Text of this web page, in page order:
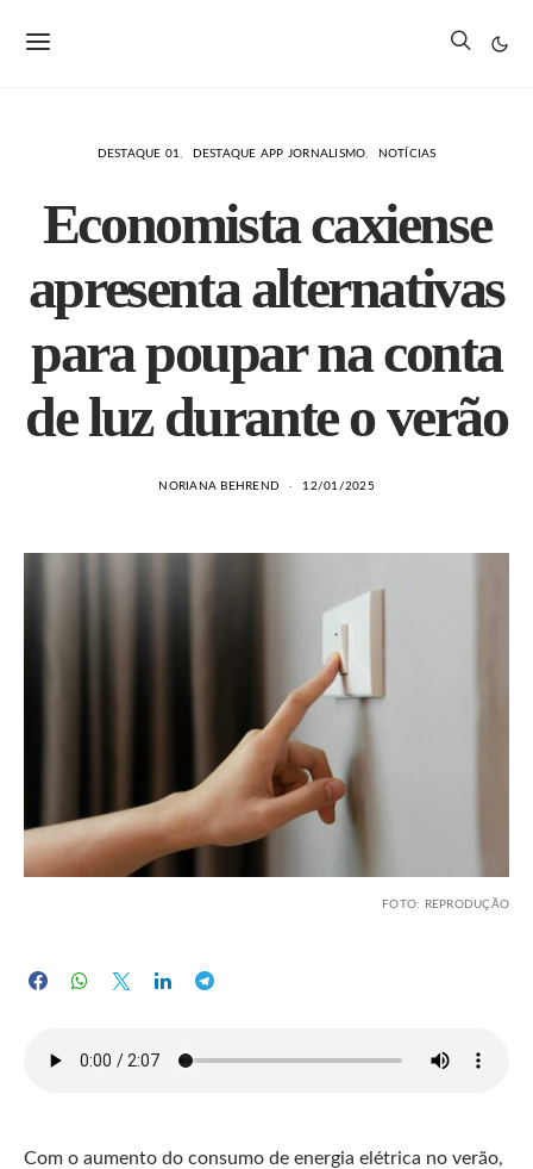
DESTAQUE 01 DESTAQUE APP JORNALISMO NOTÍCIAS
Economista caxiense
apresenta alternativas
para poupar na conta
de luz durante o verão
NORIANA BEHREND 12/01/2025
FOTO: REPRODUÇÃO
Com o aumento do consumo de energia elétrica no verão,